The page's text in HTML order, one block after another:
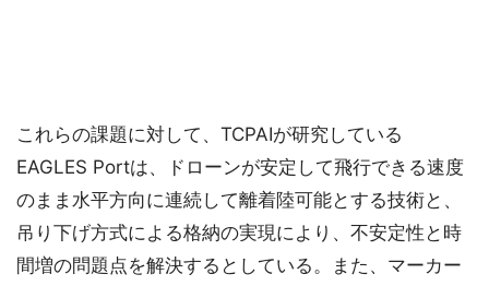
これらの課題に対して、TCPAIが研究している
EAGLES Portは、ドローンが安定して飛行できる速度
のまま水平方向に連続して離着陸可能とする技術と、
吊り下げ方式による格納の実現により、不安定性と時
間増の問題点を解決するとしている。また、マーカー